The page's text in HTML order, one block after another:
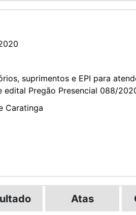
suprimentos e EPI para
edital Pregão Presencial 088/
Caratinga
Atas